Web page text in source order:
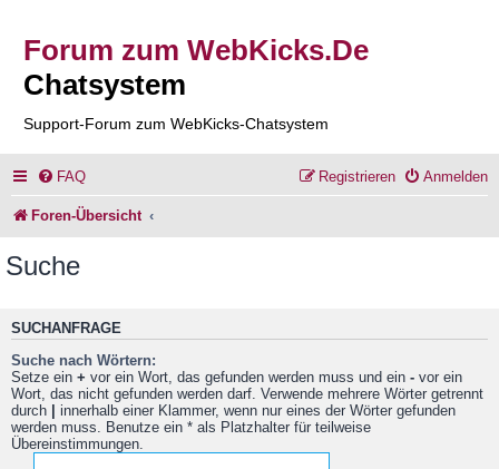
Forum zum WebKicks.De
Chatsystem
Support-Forum zum WebKicks-Chatsystem
FAQ Anmelden
Registrieren
Foren-Übersicht
Suche
SUCHANFRAGE
Suche nach Wörtern:
Setze ein + vor ein Wort, das gefunden werden muss und ein - vor ein
Wort, das nicht gefunden werden darf. Verwende mehrere Wörter getrennt
durch | innerhalb einer Klammer, wenn nur eines der Wörter gefunden
werden muss. Benutze ein * als Platzhalter für teilweise
Übereinstimmungen.